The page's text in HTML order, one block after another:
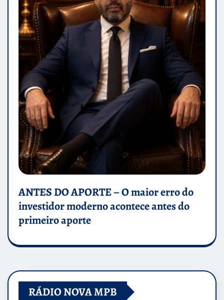
ANTES DO APORTE – O maior erro do
investidor moderno acontece antes do
primeiro aporte
RÁDIO NOVA MPB